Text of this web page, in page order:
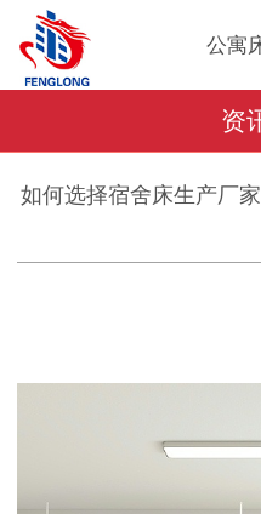
公寓
资
如何选择宿舍床生产厂